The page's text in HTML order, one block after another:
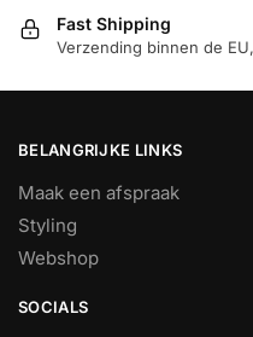
Fast Shipping
Verzending binnen de
BELANGRIJKE LINKS
Maak een afspraak
Styling
Webshop
SOCIALS